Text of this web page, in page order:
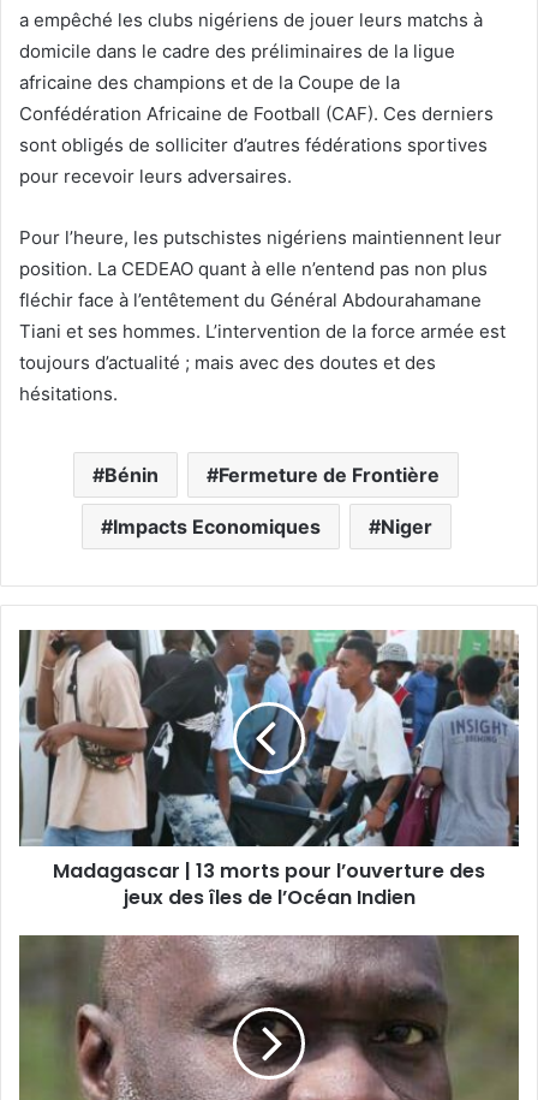
a empêché les clubs nigériens de jouer leurs matchs à
domicile dans le cadre des préliminaires de la ligue
africaine des champions et de la Coupe de la
Confédération Africaine de Football (CAF). Ces derniers
sont obligés de solliciter d’autres fédérations sportives
pour recevoir leurs adversaires.
Pour l’heure, les putschistes nigériens maintiennent leur
position. La CEDEAO quant à elle n’entend pas non plus
fléchir face à l’entêtement du Général Abdourahamane
Tiani et ses hommes. L’intervention de la force armée est
toujours d’actualité ; mais avec des doutes et des
hésitations.
Bénin Fermeture de Frontière
Impacts Economiques Niger
Madagascar | 13 morts pour l’ouverture des
jeux des îles de l’Océan Indien